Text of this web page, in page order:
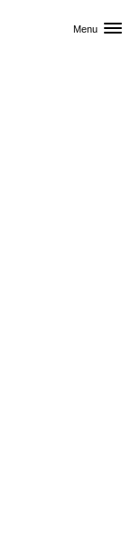
Menu